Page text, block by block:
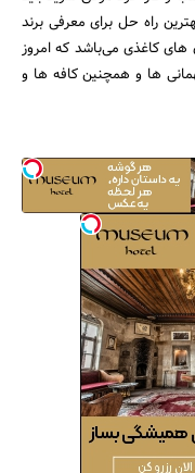
راه حل برای معرفی برند
های کاغذی می‌باشد که امروز
ها و همچنین کافه ها و